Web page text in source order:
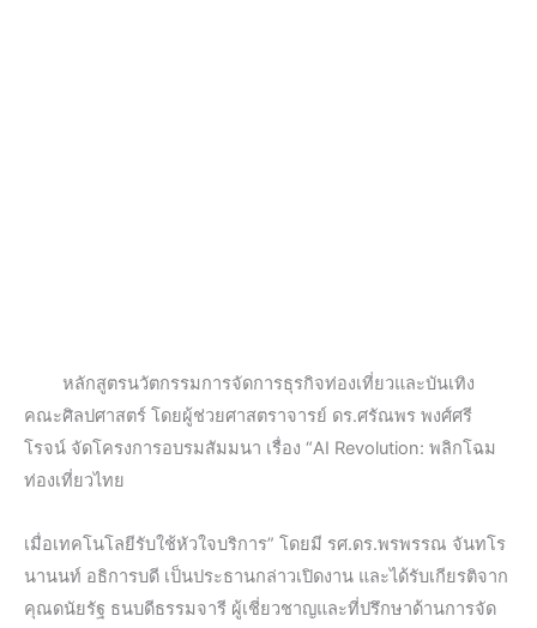
หลักสูตรนวัตกรรมการจัดการธุรกิจท่องเที่ยวและบันเทิง
คณะศิลปศาสตร์ โดยผู้ช่วยศาสตราจารย์ ดร.ศรัณพร พงศ์ศรี
โรจน์ จัดโครงการอบรมสัมมนา เรื่อง “AI Revolution: พลิกโฉม
ท่องเที่ยวไทย
เมื่อเทคโนโลยีรับใช้หัวใจบริการ” โดยมี รศ.ดร.พรพรรณ จันทโร
นานนท์ อธิการบดี เป็นประธานกล่าวเปิดงาน และได้รับเกียรติจาก
คุณดนัยรัฐ ธนบดีธรรมจารี ผู้เชี่ยวชาญและที่ปรึกษาด้านการจัด